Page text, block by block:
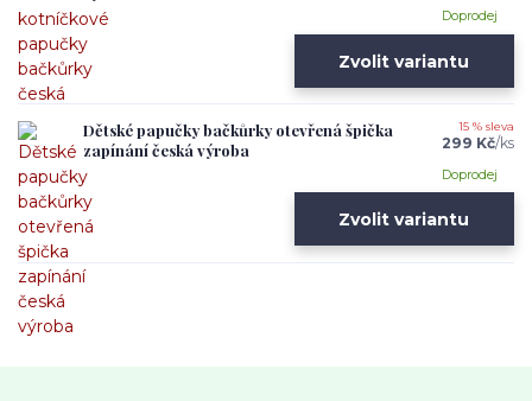
Doprodej
Zvolit variantu
Dětské papučky bačkůrky otevřená špička
zapínání česká výroba
15 % sleva
299 Kč/ks
Doprodej
Zvolit variantu